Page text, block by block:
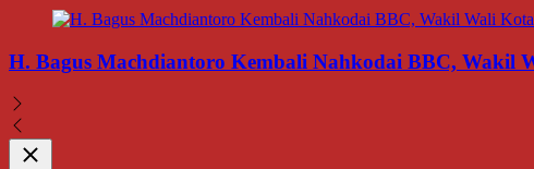
H. Bagus Machdiantoro Kembali Nahkodai BBC, Wakil
Close